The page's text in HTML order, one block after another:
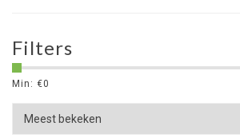
Filters
Min: €0